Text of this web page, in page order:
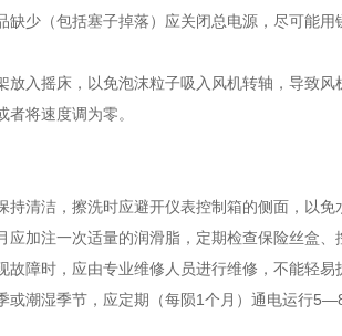
缺少（包括塞子掉落）应关闭总电源，尽可能
入摇床，以免泡沫粒子吸入风机转轴，导致风
将速度调为零。
持清洁，擦洗时应避开仪表控制箱的侧面，以免
应加注一次适量的润滑脂，定期检查保险丝盒、
障时，应由专业维修人员进行维修，不能轻易
或潮湿季节，应定期（每陨1个月）通电运行